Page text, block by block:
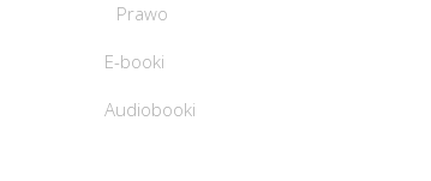
Prawo
E-booki
Audiobooki